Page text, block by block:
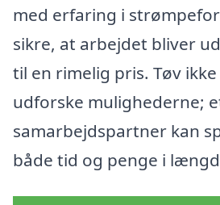
med erfaring i
sikre, at arbejdet bliver
til en rimelig pris. Tøv
udforske mulighederne;
samarbejdspartner kan
både tid og penge i